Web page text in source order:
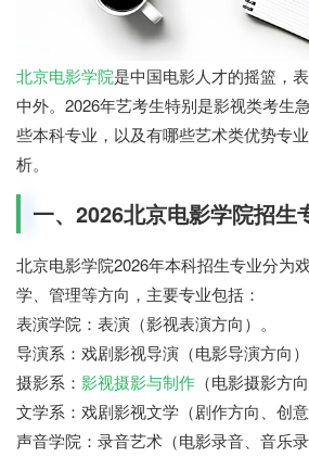
北京电影学院是中国电影人才的摇篮，
中外。2026年艺考生特别是影视类考生
些本科专业，以及有哪些艺术类优势专
析。
一、2026北京电影学院招生
北京电影学院2026年本科招生专业分为
学、管理等方向，主要专业包括：
表演学院：表演（影视表演方向）。
导演系：戏剧影视导演（电影导演方向）
摄影系： 影视摄影与制作 （电影摄影方
文学系：戏剧影视文学（剧作方向、创意
声音学院：录音艺术（电影录音、音乐录